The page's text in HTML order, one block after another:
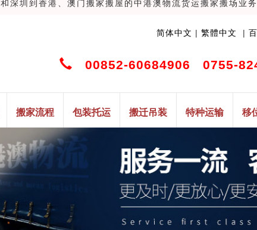
深圳到香港、澳门搬家搬屋的中港澳物流货运搬家搬场业
简体中文 | 繁體中文 |
00852-60684906 0755-
搬家流程 包装托运 搬迁吊装 特种运输 移